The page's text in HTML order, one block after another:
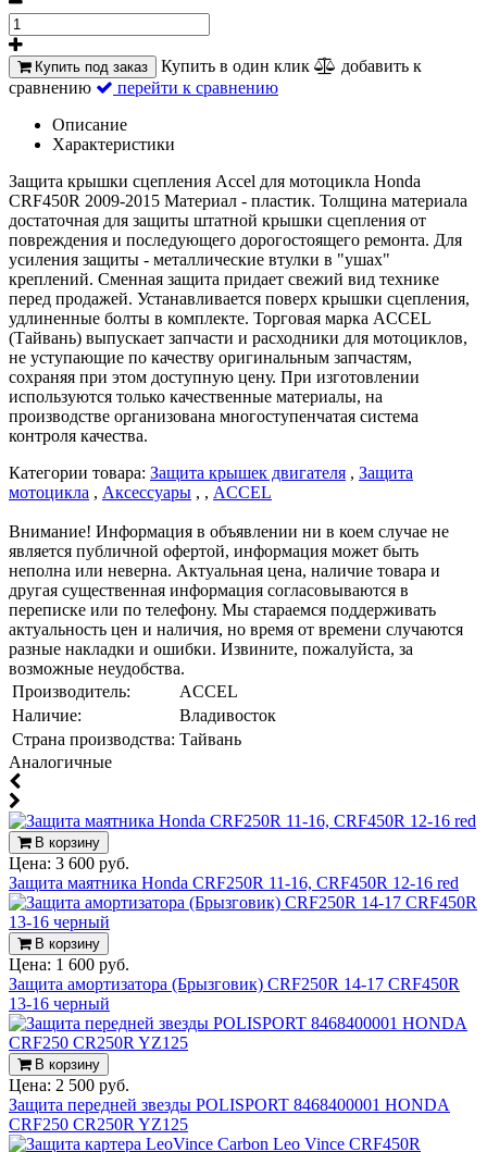
Купить под заказ Купить в один клик
добавить к
сравнению
перейти к сравнению
Описание
Характеристики
Защита крышки сцепления Accel для мотоцикла Honda
CRF450R 2009-2015 Материал - пластик. Толщина материала
достаточная для защиты штатной крышки сцепления от
повреждения и последующего дорогостоящего ремонта. Для
усиления защиты - металлические втулки в "ушах"
креплений. Сменная защита придает свежий вид технике
перед продажей. Устанавливается поверх крышки сцепления,
удлиненные болты в комплекте. Торговая марка ACCEL
(Тайвань) выпускает запчасти и расходники для мотоциклов,
не уступающие по качеству оригинальным запчастям,
сохраняя при этом доступную цену. При изготовлении
используются только качественные материалы, на
производстве организована многоступенчатая система
контроля качества.
Категории товара: Защита крышек двигателя , Защита
мотоцикла , Аксессуары , , ACCEL
Внимание! Информация в объявлении ни в коем случае не
является публичной офертой, информация может быть
неполна или неверна. Актуальная цена, наличие товара и
другая существенная информация согласовываются в
переписке или по телефону. Мы стараемся поддерживать
актуальность цен и наличия, но время от времени случаются
разные накладки и ошибки. Извините, пожалуйста, за
возможные неудобства.
Производитель:
ACCEL
Наличие:
Владивосток
Страна производства: Тайвань
Аналогичные
В корзину
Цена: 3 600 руб.
Защита маятника Honda CRF250R 11-16, CRF450R 12-16 red
В корзину
Цена: 1 600 руб.
Защита амортизатора (Брызговик) CRF250R 14-17 CRF450R
13-16 черный
В корзину
Цена: 2 500 руб.
Защита передней звезды POLISPORT 8468400001 HONDA
CRF250 CR250R YZ125